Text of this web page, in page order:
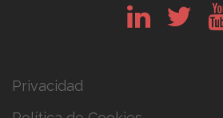
Privacidad